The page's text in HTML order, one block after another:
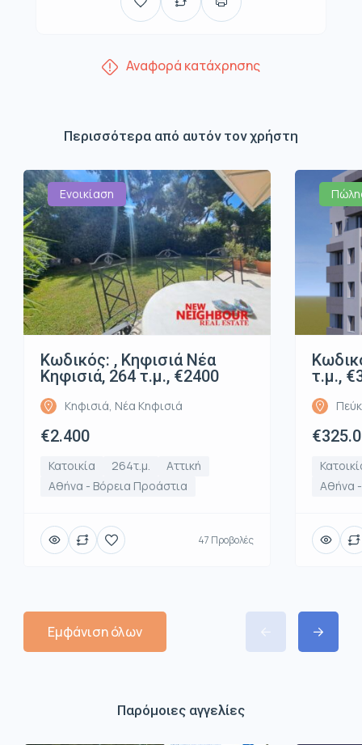
Αναφορά κατάχρησης
Περισσότερα από αυτόν τον χρήστη
Ενοικίαση
Κωδικός: , Κηφισιά Νέα
Κηφισιά, 264 τ.μ., €2400
Κηφισιά, Νέα Κηφισιά
€2.400
Κατοικία 264τ.μ.
Αττική
Αθήνα - Βόρεια Προάστια
47 Προβολές
τ.μ.,
Αθήνα
Εμφάνιση όλων
Παρόμοιες αγγελίες